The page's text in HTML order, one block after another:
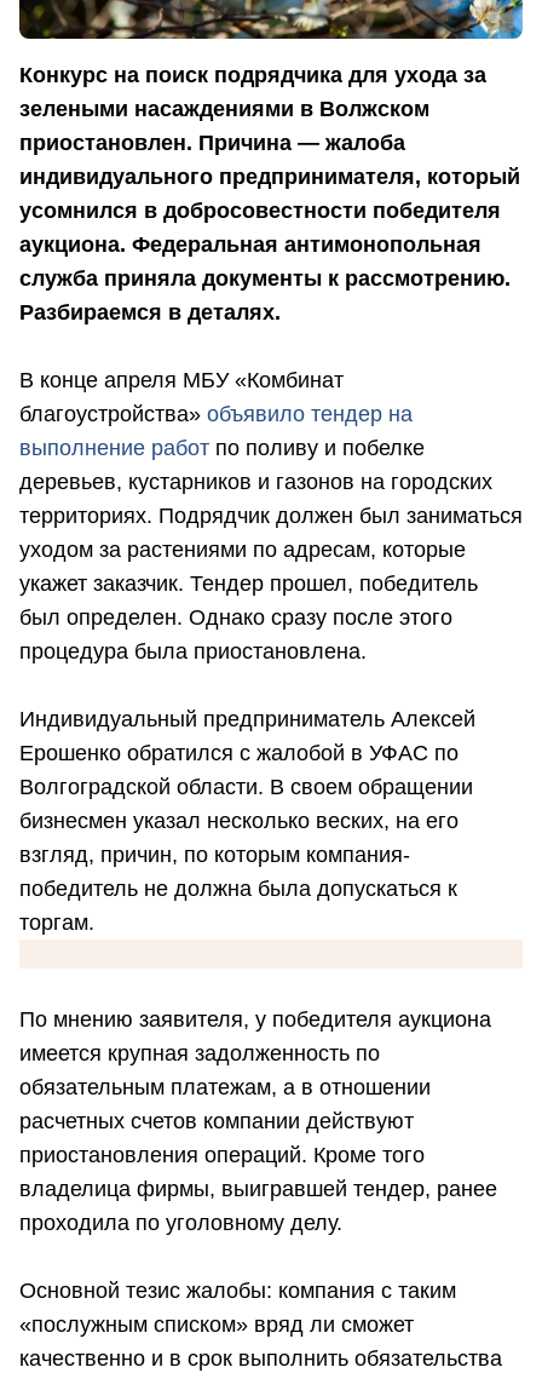
Конкурс на поиск подрядчика для ухода за
зелеными насаждениями в Волжском
приостановлен. Причина — жалоба
индивидуального предпринимателя, который
усомнился в добросовестности победителя
аукциона. Федеральная антимонопольная
служба приняла документы к рассмотрению.
Разбираемся в деталях.
В конце апреля МБУ «Комбинат
благоустройства» объявило тендер на
выполнение работ по поливу и побелке
деревьев, кустарников и газонов на городских
территориях. Подрядчик должен был заниматься
уходом за растениями по адресам, которые
укажет заказчик. Тендер прошел, победитель
был определен. Однако сразу после этого
процедура была приостановлена.
Индивидуальный предприниматель Алексей
Ерошенко обратился с жалобой в УФАС по
Волгоградской области. В своем обращении
бизнесмен указал несколько веских, на его
взгляд, причин, по которым компания-
победитель не должна была допускаться к
торгам.
По мнению заявителя, у победителя аукциона
имеется крупная задолженность по
обязательным платежам, а в отношении
расчетных счетов компании действуют
приостановления операций. Кроме того
владелица фирмы, выигравшей тендер, ранее
проходила по уголовному делу.
Основной тезис жалобы: компания с таким
«послужным списком» вряд ли сможет
качественно и в срок выполнить обязательства